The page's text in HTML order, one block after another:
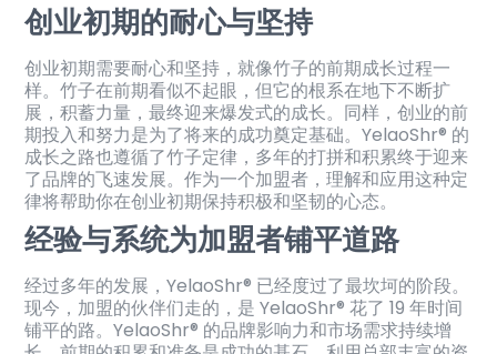
创业初期的耐心与坚持
创业初期需要耐心和坚持，就像竹子的前期成长过程一
样。竹子在前期看似不起眼，但它的根系在地下不断扩
展，积蓄力量，最终迎来爆发式的成长。同样，创业的前
期投入和努力是为了将来的成功奠定基础。YelaoShr® 的
成长之路也遵循了竹子定律，多年的打拼和积累终于迎来
了品牌的飞速发展。作为一个加盟者，理解和应用这种定
律将帮助你在创业初期保持积极和坚韧的心态。
经验与系统为加盟者铺平道路
经过多年的发展，YelaoShr® 已经度过了最坎坷的阶段。
现今，加盟的伙伴们走的，是 YelaoShr® 花了 19 年时间
铺平的路。YelaoShr® 的品牌影响力和市场需求持续增